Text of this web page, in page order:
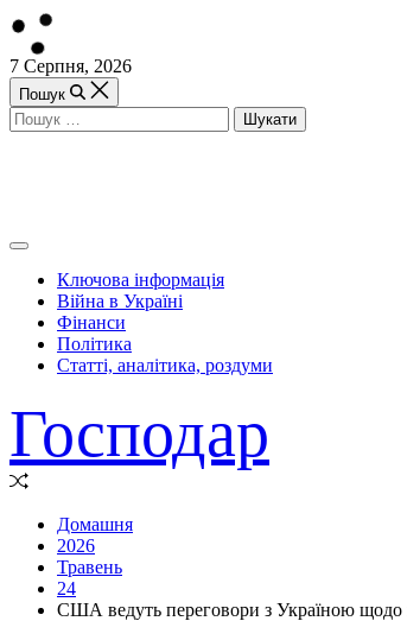
Перейти
до
вмісту
7 Серпня, 2026
Пошук
Пошук:
Off
Canvas
(поза
полотном)
Ключова інформація
Війна в Україні
Фінанси
Політика
Статті, аналітика, роздуми
Господар
Випадкова
Домашня
2026
Травень
24
США ведуть переговори з Україною щодо